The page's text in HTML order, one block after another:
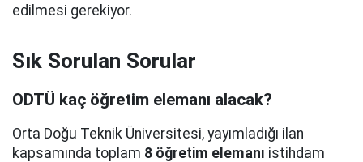
edilmesi gerekiyor.
Sık Sorulan Sorular
ODTÜ kaç öğretim elemanı alacak?
Orta Doğu Teknik Üniversitesi, yayımladığı ilan
kapsamında toplam 8 öğretim elemanı istihdam